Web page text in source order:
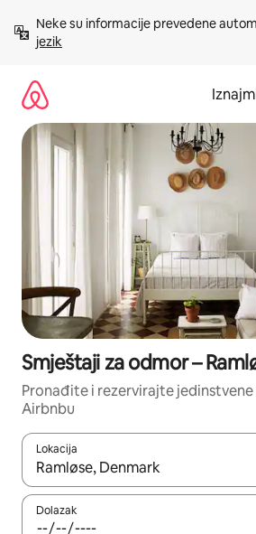
sadržaj
Neke su informacije prevedene
jezik
Smještaji za odmor –
Pronađite i rezervirajte jedinstvene
Airbnbu
Lokacija
Kada budu dostupni rezultati, moći
Dolazak